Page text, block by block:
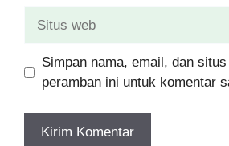
Simpan nama, email, dan
peramban ini untuk komentar